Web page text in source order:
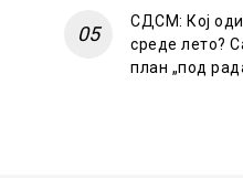
СДСМ: Кој оди
среде лето?
план „под